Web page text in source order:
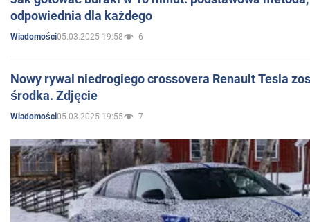
odpowiednia dla każdego
Wiadomości05.03.2025 19:58 6
Nowy rywal niedrogiego crossovera Renault Tesla
środka. Zdjęcie
Wiadomości05.03.2025 19:55 7